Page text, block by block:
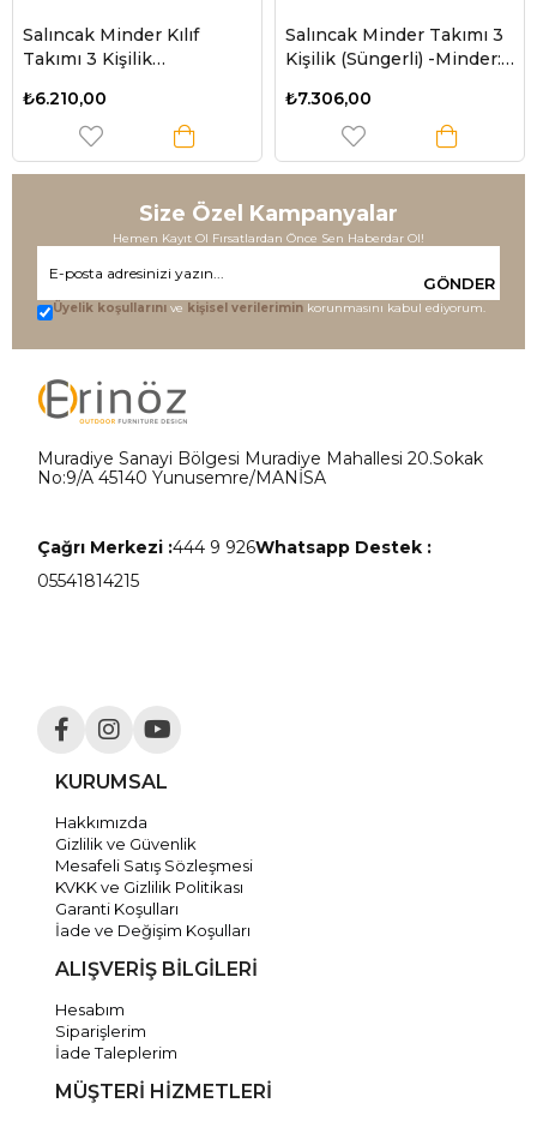
Salıncak Minder Kılıf
Takımı 3 Kişilik
Denizci Desen Tente:
Lacivert
₺6.210,00
Salıncak Minder Takımı 3
Kişilik (Süngerli) -Minder:
₺7.306,00
Size Özel Kampanyalar
Hemen Kayıt Ol Fırsatlardan Önce Sen Haberdar Ol!
GÖNDER
Üyelik koşullarını ve kişisel verilerimin korunmasını kabul ediyorum.
Muradiye Sanayi Bölgesi Muradiye Mahallesi 20.Sokak
No:9/A 45140 Yunusemre/MANİSA
Çağrı Merkezi :444 9 926Whatsapp Destek :
05541814215
KURUMSAL
Hakkımızda
Gizlilik ve Güvenlik
Mesafeli Satış Sözleşmesi
KVKK ve Gizlilik Politikası
Garanti Koşulları
İade ve Değişim Koşulları
ALIŞVERİŞ BİLGİLERİ
Hesabım
Siparişlerim
İade Taleplerim
MÜŞTERİ HİZMETLERİ